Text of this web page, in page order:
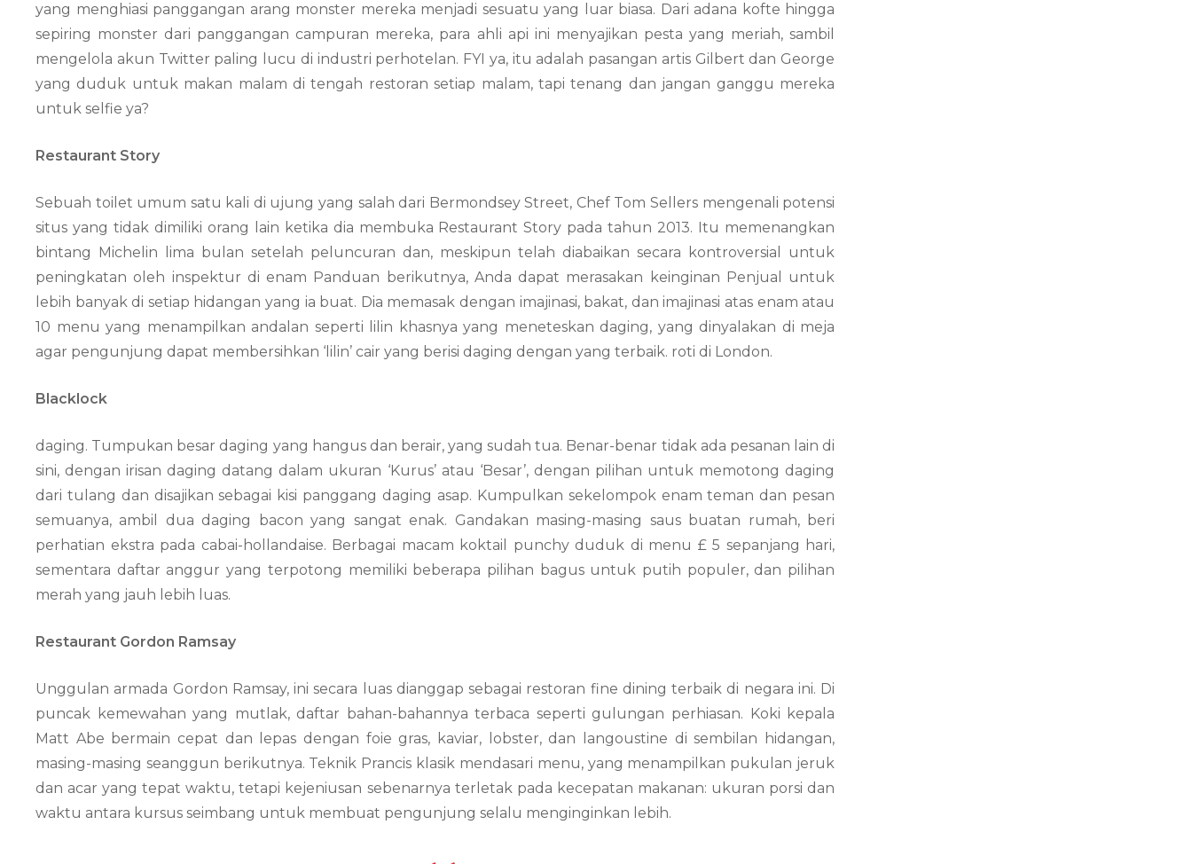
yang menghiasi panggangan arang monster mereka menjadi sesuatu yang luar biasa. Dari adana kofte hingga
sepiring monster dari panggangan campuran mereka, para ahli api ini menyajikan pesta yang meriah, sambil
mengelola akun Twitter paling lucu di industri perhotelan. FYI ya, itu adalah pasangan artis Gilbert dan George
yang duduk untuk makan malam di tengah restoran setiap malam, tapi tenang dan jangan ganggu mereka
untuk selfie ya?
Restaurant Story
Sebuah toilet umum satu kali di ujung yang salah dari Bermondsey Street, Chef Tom Sellers mengenali potensi
situs yang tidak dimiliki orang lain ketika dia membuka Restaurant Story pada tahun 2013. Itu memenangkan
bintang Michelin lima bulan setelah peluncuran dan, meskipun telah diabaikan secara kontroversial untuk
peningkatan oleh inspektur di enam Panduan berikutnya, Anda dapat merasakan keinginan Penjual untuk
lebih banyak di setiap hidangan yang ia buat. Dia memasak dengan imajinasi, bakat, dan imajinasi atas enam atau
10 menu yang menampilkan andalan seperti lilin khasnya yang meneteskan daging, yang dinyalakan di meja
agar pengunjung dapat membersihkan ‘lilin’ cair yang berisi daging dengan yang terbaik. roti di London.
Blacklock
daging. Tumpukan besar daging yang hangus dan berair, yang sudah tua. Benar-benar tidak ada pesanan lain di
sini, dengan irisan daging datang dalam ukuran ‘Kurus’ atau ‘Besar’, dengan pilihan untuk memotong daging
dari tulang dan disajikan sebagai kisi panggang daging asap. Kumpulkan sekelompok enam teman dan pesan
semuanya, ambil dua daging bacon yang sangat enak. Gandakan masing-masing saus buatan rumah, beri
perhatian ekstra pada cabai-hollandaise. Berbagai macam koktail punchy duduk di menu £ 5 sepanjang hari,
sementara daftar anggur yang terpotong memiliki beberapa pilihan bagus untuk putih populer, dan pilihan
merah yang jauh lebih luas.
Restaurant Gordon Ramsay
Unggulan armada Gordon Ramsay, ini secara luas dianggap sebagai restoran fine dining terbaik di negara ini. Di
puncak kemewahan yang mutlak, daftar bahan-bahannya terbaca seperti gulungan perhiasan. Koki kepala
Matt Abe bermain cepat dan lepas dengan foie gras, kaviar, lobster, dan langoustine di sembilan hidangan,
masing-masing seanggun berikutnya. Teknik Prancis klasik mendasari menu, yang menampilkan pukulan jeruk
dan acar yang tepat waktu, tetapi kejeniusan sebenarnya terletak pada kecepatan makanan: ukuran porsi dan
waktu antara kursus seimbang untuk membuat pengunjung selalu menginginkan lebih.